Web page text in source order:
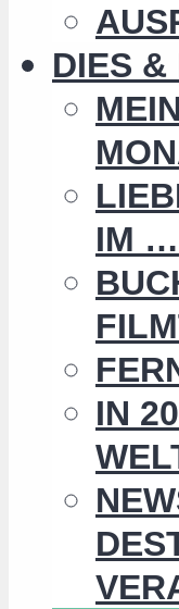
DIES &
MEIN
IM …
IN